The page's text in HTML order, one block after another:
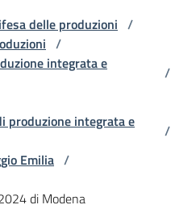
delle produzioni /
/
integrata e
/
produzione integrata e
/
Emilia /
di Modena